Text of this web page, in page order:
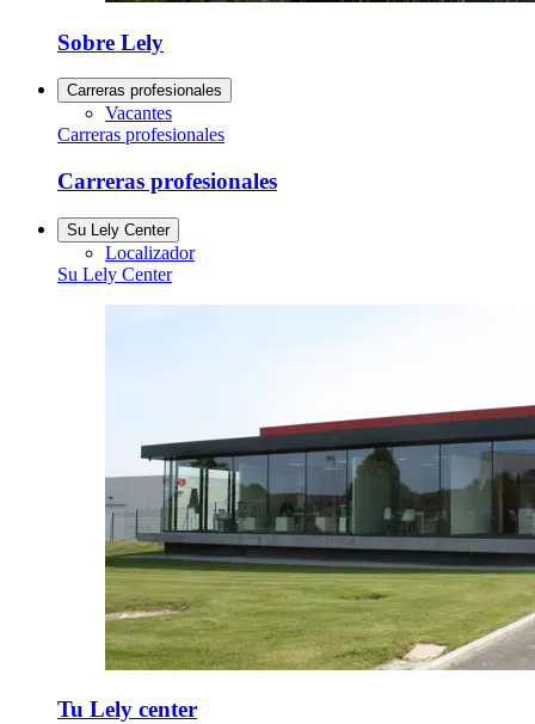
Sobre Lely
Carreras profesionales
Vacantes
Carreras profesionales
Carreras profesionales
Su Lely Center
Localizador
Su Lely Center
Tu Lely center